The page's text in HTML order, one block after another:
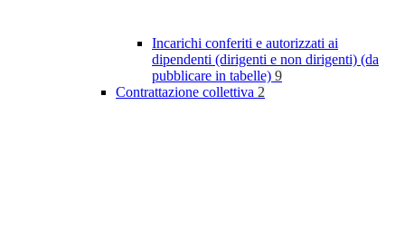
Incarichi conferiti e autorizzati ai
dipendenti (dirigenti e non dirigenti) (da
pubblicare in tabelle) 9
Contrattazione collettiva 2